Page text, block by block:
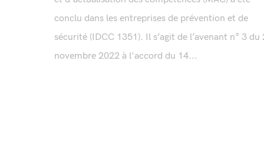
conclu dans les entreprises de prévention et de
sécurité (IDCC 1351). Il s’agit de l’avenant n° 3 du
novembre 2022 à l'accord du 14...